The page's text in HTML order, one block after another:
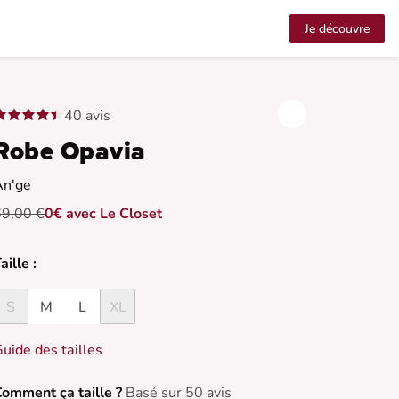
Je découvre
40 avis
Opavia
€0€ avec Le Closet
:
S M L XL
des tailles
ça taille ? Basé sur 50 avis